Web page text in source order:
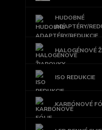
HUDOBNÉ
ADAPTÉRY/
HALOGÉNOVÉ
ISO REDUKCIE
KARBÓNOVÉ